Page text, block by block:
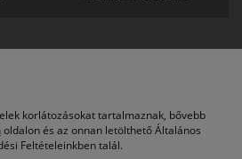
korlátozásokat tartalmaznak, bővebb
oldalon és az onnan letölthető Általános
Feltételeinkben talál.